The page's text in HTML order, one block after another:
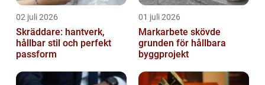
02 juli 2026
Skräddare: hantverk,
hållbar stil och perfekt
passform
01 juli 2026
Markarbete skövde
grunden för hållbara
byggprojekt